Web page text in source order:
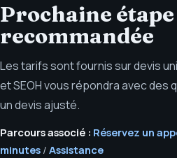
Prochaine étape
recommandée
Les tarifs sont fournis sur devis
et SEOH vous répondra avec des
un devis ajusté.
Parcours associé : Réservez un
minutes / Assistance